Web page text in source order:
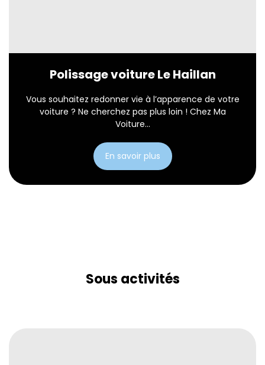
Polissage voiture Le Haillan
Vous souhaitez redonner vie à l’apparence de votre
voiture ? Ne cherchez pas plus loin ! Chez Ma
Voiture...
En savoir plus
Sous activités